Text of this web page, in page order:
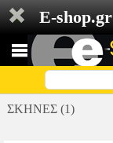
E-
ΣΚΗΝΕΣ (1)